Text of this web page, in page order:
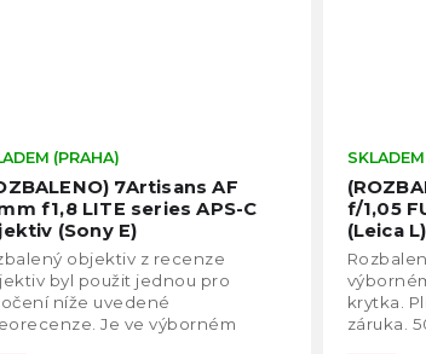
7Artisans AF
f1,8 LITE series APS-C
(Sony E)
Průměrné
hodnocení
produktu
hvězdiček.
(PRAHA)
objektiv z recenze
byl použit jednou pro
níže uvedené
Je ve výborném
f/1,05
(Leica L)
krytka.
záruka.